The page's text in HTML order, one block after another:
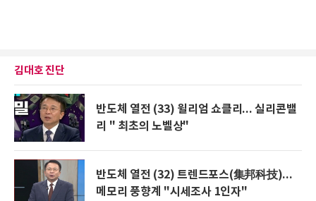
김대호 진단
반도체 열전 (33) 윌리엄 쇼클리... 실리콘밸
리 " 최초의 노벨상"
반도체 열전 (32) 트렌드포스(集邦科技)...
메모리 풍향계 "시세조사 1인자"